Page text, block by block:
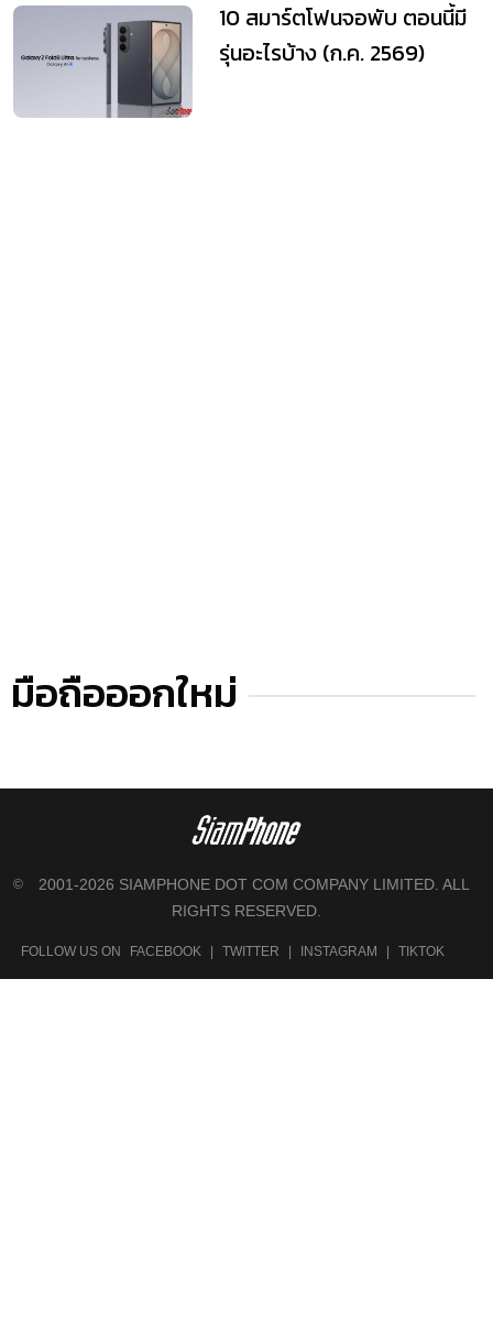
10 สมาร์ตโฟนจอพับ ตอนนี้มี
รุ่นอะไรบ้าง (ก.ค. 2569)
มือถือออกใหม่
©
2001-2026 SIAMPHONE DOT COM COMPANY LIMITED. ALL
RIGHTS RESERVED.
FOLLOW US ON FACEBOOK TWITTER INSTAGRAM TIKTOK